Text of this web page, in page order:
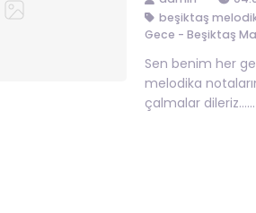
beşiktaş
Gece - Beşiktaş
Sen benim her
melodika
çalmalar dileriz…...